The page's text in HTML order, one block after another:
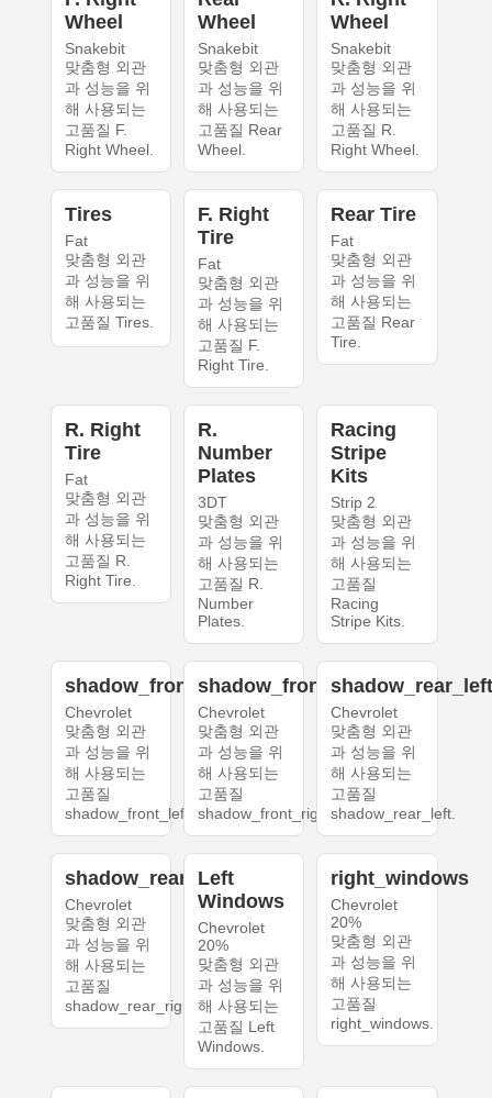
Wheel
Snakebit
맞춤형 외관
과 성능을 위
해 사용되는
고품질 F.
Right Wheel.
Wheel
Snakebit
맞춤형 외관
과 성능을 위
해 사용되는
고품질 Rear
Wheel.
Wheel
Snakebit
맞춤형 외관
과 성능을 위
해 사용되는
고품질 R.
Right Wheel.
Tires
Fat
맞춤형 외관
과 성능을 위
해 사용되는
고품질 Tires.
F. Right
Tire
Fat
맞춤형 외관
과 성능을 위
해 사용되는
고품질 F.
Right Tire.
Rear Tire
Fat
맞춤형 외관
과 성능을 위
해 사용되는
고품질 Rear
Tire.
R. Right
Tire
Fat
맞춤형 외관
과 성능을 위
해 사용되는
고품질 R.
Right Tire.
R.
Number
Plates
3DT
맞춤형 외관
과 성능을 위
해 사용되는
고품질 R.
Number
Plates.
Racing
Stripe
Kits
Strip 2
맞춤형 외관
과 성능을 위
해 사용되는
고품질
Racing
Stripe Kits.
shadow_front_left
Chevrolet
맞춤형 외관
과 성능을 위
해 사용되는
고품질
shadow_front_left.
shadow_front_right
Chevrolet
맞춤형 외관
과 성능을 위
해 사용되는
고품질
shadow_front_right.
Chevrolet
맞춤형 외관
과 성능을 위
해 사용되는
고품질
shadow_rear_left.
shadow_rear_right
Chevrolet
맞춤형 외관
과 성능을 위
해 사용되는
고품질
shadow_rear_right.
Left
Windows
Chevrolet
20%
맞춤형 외관
과 성능을 위
해 사용되는
고품질 Left
Windows.
right_windows
Chevrolet
20%
맞춤형 외관
과 성능을 위
해 사용되는
고품질
right_windows.